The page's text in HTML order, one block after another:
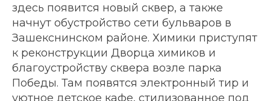
здесь появится новый сквер, а также
начнут обустройство сети бульваров в
Зашекснинском районе. Химики приступят
к реконструкции Дворца химиков и
благоустройству сквера возле парка
Победы. Там появятся электронный тир и
уютное детское кафе, стилизованное под